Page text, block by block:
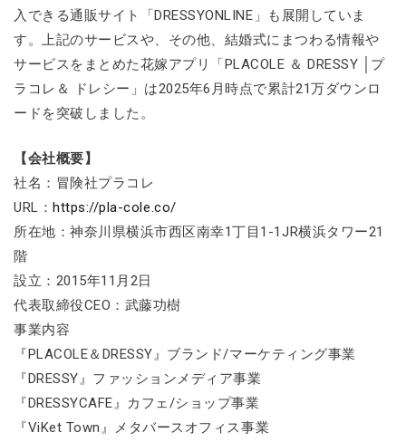
入できる通販サイト「DRESSYONLINE」も展開していま
す。上記のサービスや、その他、結婚式にまつわる情報や
サービスをまとめた花嫁アプリ「PLACOLE ＆ DRESSY │プ
ラコレ＆ ドレシー」は2025年6月時点で累計21万ダウンロ
ードを突破しました。
【会社概要】
社名：冒険社プラコレ
URL：https://pla-cole.co/
所在地：神奈川県横浜市西区南幸1丁目1-1JR横浜タワー21
階
設立：2015年11月2日
代表取締役CEO：武藤功樹
事業内容
『PLACOLE＆DRESSY』ブランド/マーケティング事業
『DRESSY』ファッションメディア事業
『DRESSYCAFE』カフェ/ショップ事業
『ViKet Town』メタバースオフィス事業